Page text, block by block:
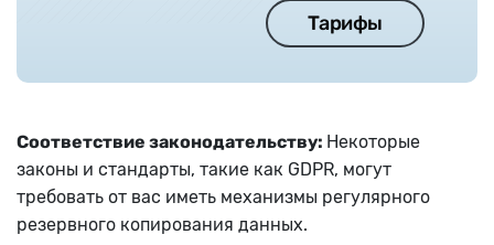
Тарифы
Соответствие законодательству: Некоторые
законы и стандарты, такие как GDPR, могут
требовать от вас иметь механизмы регулярного
резервного копирования данных.